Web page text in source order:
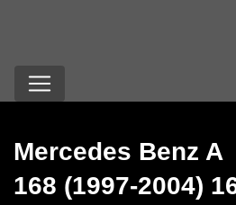
Mercedes Benz A
168 (1997-2004)